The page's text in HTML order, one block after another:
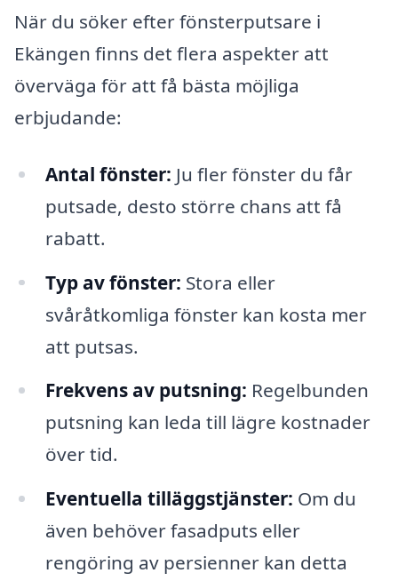
När du söker efter fönsterputsare i
Ekängen finns det flera aspekter att
överväga för att få bästa möjliga
erbjudande:
Antal fönster: Ju fler fönster du får
putsade, desto större chans att få
rabatt.
Typ av fönster: Stora eller
svåråtkomliga fönster kan kosta mer
att putsas.
Frekvens av putsning: Regelbunden
putsning kan leda till lägre kostnader
över tid.
Eventuella tilläggstjänster: Om du
även behöver fasadputs eller
rengöring av persienner kan detta